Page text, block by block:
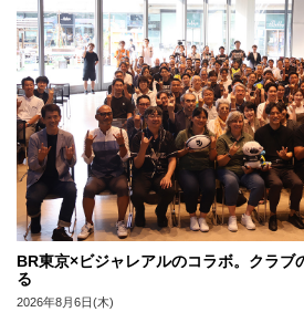
BR東京×ビジャレアルのコラボ。クラブ
る
2026年8月6日(木)